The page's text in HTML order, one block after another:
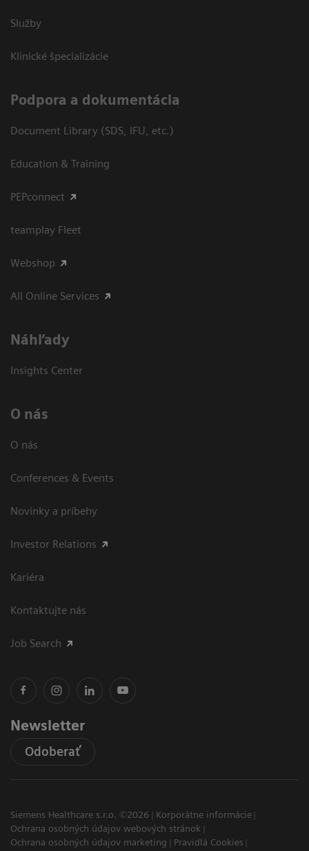
Služby
Klinické špecializácie
Podpora a dokumentácia
Document Library (SDS, IFU, etc.)
Education & Training
PEPconnect
teamplay Fleet
Webshop
All Online Services
Náhľady
Insights Center
O nás
O nás
Conferences & Events
Novinky a príbehy
Investor Relations
Kariéra
Kontaktujte nás
Job Search
Newsletter
Odoberať
Siemens Healthcare s.r.o. ©2026
Korporátne informácie
Ochrana osobných údajov webových stránok
Ochrana osobných údajov marketing
Pravidlá Cookies